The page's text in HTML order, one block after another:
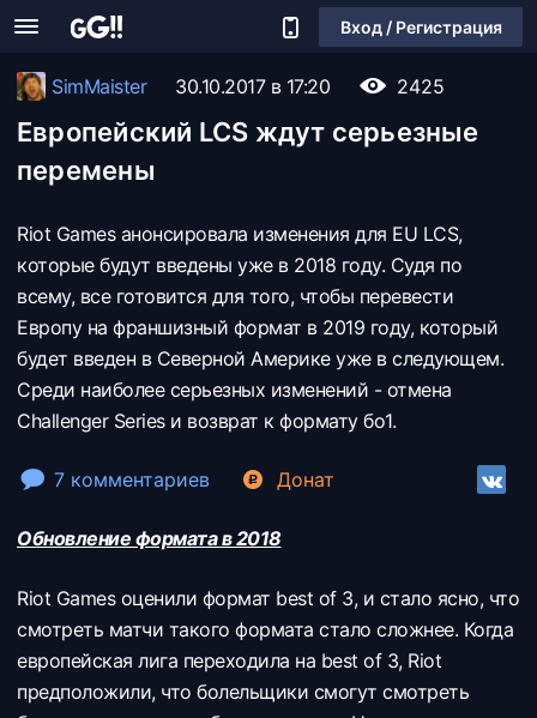
Вход / Регистрация
SimMaister 30.10.2017 в 17:20 2425
Европейский LCS ждут серьезные
перемены
Riot Games анонсировала изменения для EU LCS,
которые будут введены уже в 2018 году. Судя по
всему, все готовится для того, чтобы перевести
Европу на франшизный формат в 2019 году, который
будет введен в Северной Америке уже в следующем.
Среди наиболее серьезных изменений - отмена
Challenger Series и возврат к формату бо1.
7 комментариев Донат
Обновление формата в 2018
Riot Games оценили формат best of 3, и стало ясно, что
смотреть матчи такого формата стало сложнее. Когда
европейская лига переходила на best of 3, Riot
предположили, что болельщики смогут смотреть